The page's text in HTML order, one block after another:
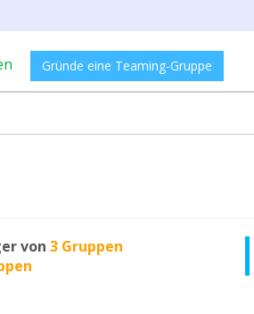
Gründe eine Teaming-Gruppe
von 3 Gruppen